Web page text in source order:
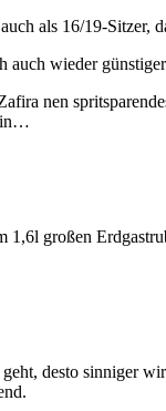
als 16/19-Sitzer,
auch wieder
nen
1,6l großen
desto sinniger